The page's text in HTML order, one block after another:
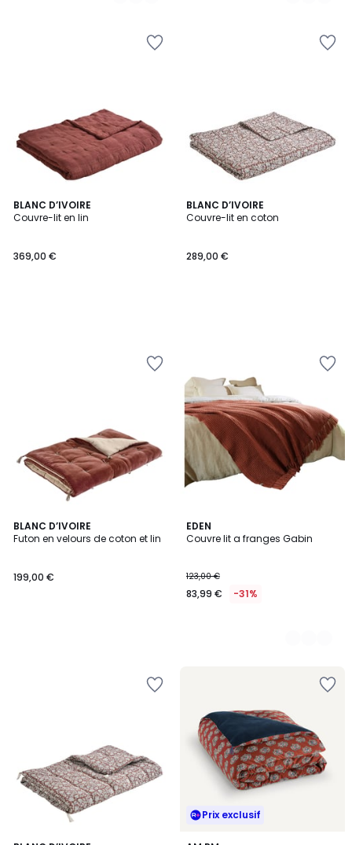
BLANC D’IVOIRE
Couvre-lit en lin
369,00 €
BLANC D’IVOIRE
Couvre-lit en coton
289,00 €
BLANC D’IVOIRE
Futon en velours de coton et lin
199,00 €
EDEN
Couvre lit a franges Gabin
123,00 €
83,99 € -31%
2
Couleurs
Prix exclusif